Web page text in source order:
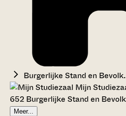
Burgerlijke Stand en
Mijn
652 Burgerlijke Stand en
Meer...